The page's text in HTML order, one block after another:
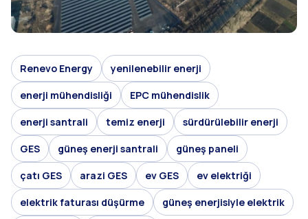
Renevo Energy yenilenebilir enerji
enerji mühendisliği EPC mühendislik
enerji santrali temiz enerji sürdürülebilir enerji
GES güneş enerji santrali güneş paneli
çatı GES arazi GES ev GES ev elektriği
elektrik faturası düşürme güneş enerjisiyle elektrik